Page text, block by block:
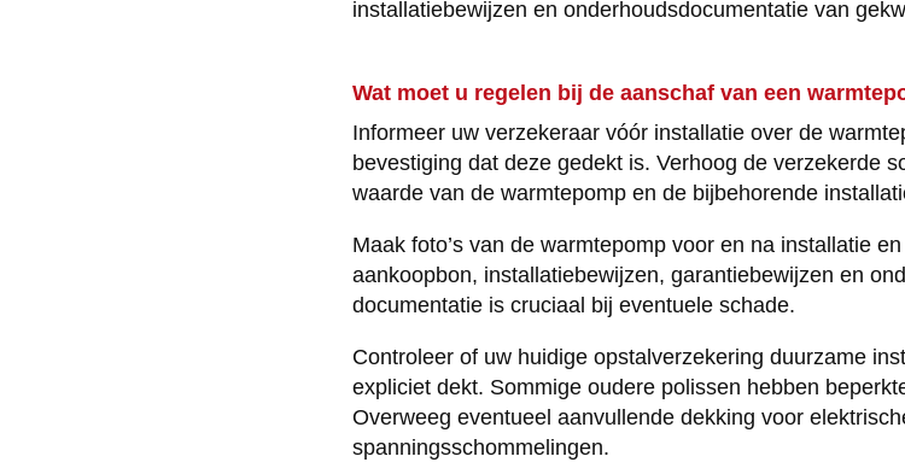
installatiebewijzen en onderhoudsdocumentatie van
Wat moet u regelen bij de aanschaf van een
Informeer uw verzekeraar vóór installatie over de
bevestiging dat deze gedekt is. Verhoog de verzekerde
waarde van de warmtepomp en de bijbehorende
Maak foto’s van de warmtepomp voor en na installatie
aankoopbon, installatiebewijzen, garantiebewijzen en
documentatie is cruciaal bij eventuele schade.
Controleer of uw huidige opstalverzekering duurzame
expliciet dekt. Sommige oudere polissen hebben
Overweeg eventueel aanvullende dekking voor
spanningsschommelingen.